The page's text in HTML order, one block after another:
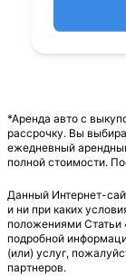
*Аренда авто с
рассрочку. Вы
ежедневный
полной стоимости.
Данный Интернет-
и ни при каких
положениями Статьи
подробной
(или) услуг,
партнеров.